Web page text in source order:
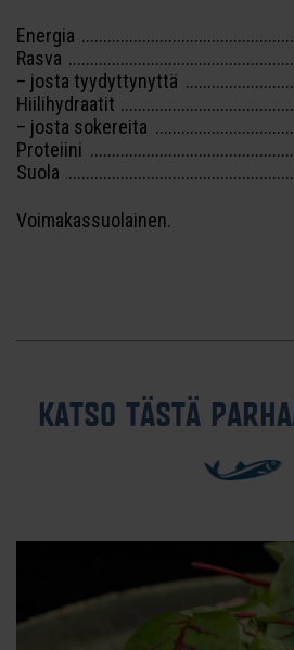
Energia
Rasva
– josta tyydyttynyttä
Hiilihydraatit
– josta sokereita
Proteiini
Suola
Voimakassuolainen.
KATSO TÄSTÄ